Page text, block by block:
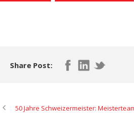
Share Post:
50 Jahre Schweizermeister: